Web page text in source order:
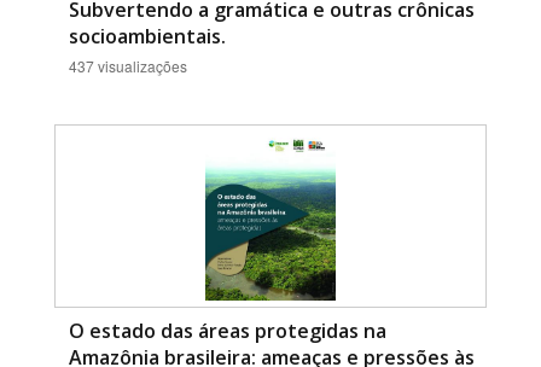
Subvertendo a gramática e outras crônicas
socioambientais.
437 visualizações
O estado das áreas protegidas na
Amazônia brasileira: ameaças e pressões às